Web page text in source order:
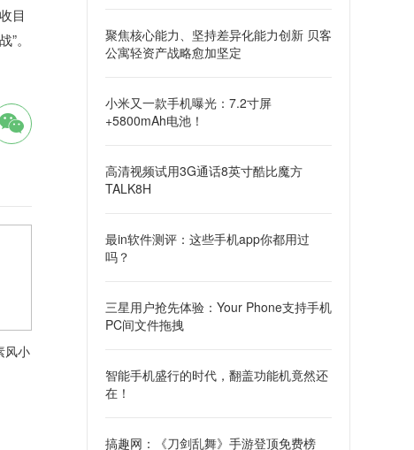
目
。
风小
聚焦核心能力、坚持差异化能力创新 贝客
公寓轻资产战略愈加坚定
小米又一款手机曝光：7.2寸屏
+5800mAh电池！
高清视频试用3G通话8英寸酷比魔方
TALK8H
最in软件测评：这些手机app你都用过
吗？
三星用户抢先体验：Your Phone支持手机
PC间文件拖拽
智能手机盛行的时代，翻盖功能机竟然还
在！
搞趣网：《刀剑乱舞》手游登顶免费榜